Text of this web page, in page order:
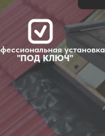
установка
"ПОД КЛЮЧ"